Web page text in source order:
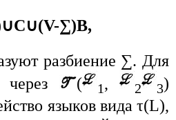
∑)B,
разбиение ∑. Для
через ( 1, 2 3)
языков вида τ(L),